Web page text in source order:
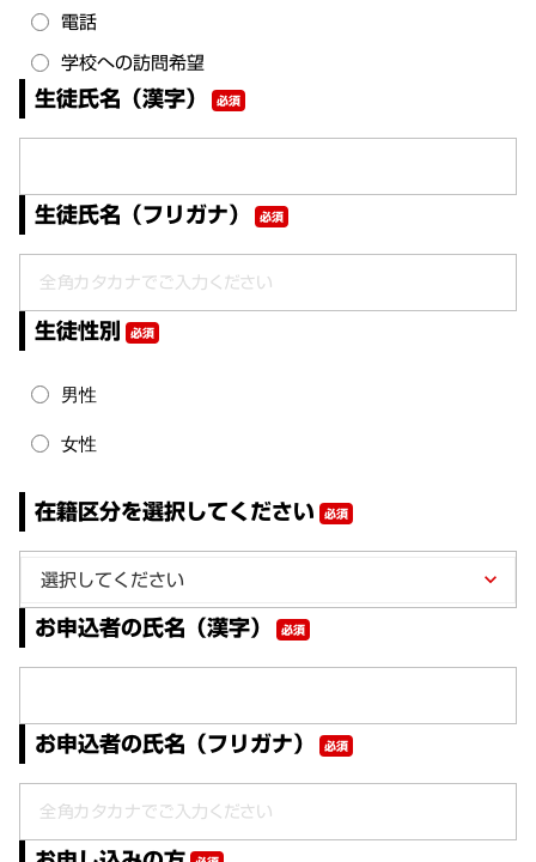
電話
学校への訪問希望
生徒氏名（漢字） 必須
生徒氏名（フリガナ） 必須
生徒性別 必須
男性
女性
在籍区分を選択してください 必須
keyboard_arrow_down
お申込者の氏名（漢字） 必須
お申込者の氏名（フリガナ） 必須